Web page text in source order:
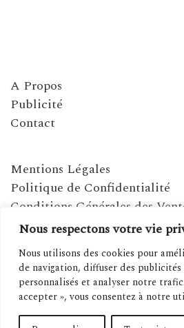
Nous respectons votre vie
Nous utilisons des cookies pour
de navigation, diffuser des publicités
personnalisés et analyser notre
accepter », vous consentez à notre
A Propos
Publicité
Contact
Mentions Légales
Politique de Confidentialité
Conditions Générales des